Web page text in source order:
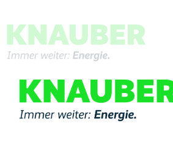
Menü
Übersicht Mobil